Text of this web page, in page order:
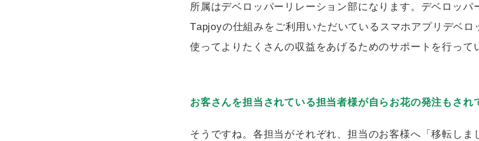
所属はデベロッパーリレーション部になります。デベロッパ
Tapjoyの仕組みをご利用いただいているスマホアプリデベロ
使ってよりたくさんの収益をあげるためのサポートを行って
お客さんを担当されている担当者様が自らお花の発注もされ
そうですね。各担当がそれぞれ、担当のお客様へ「移転しま